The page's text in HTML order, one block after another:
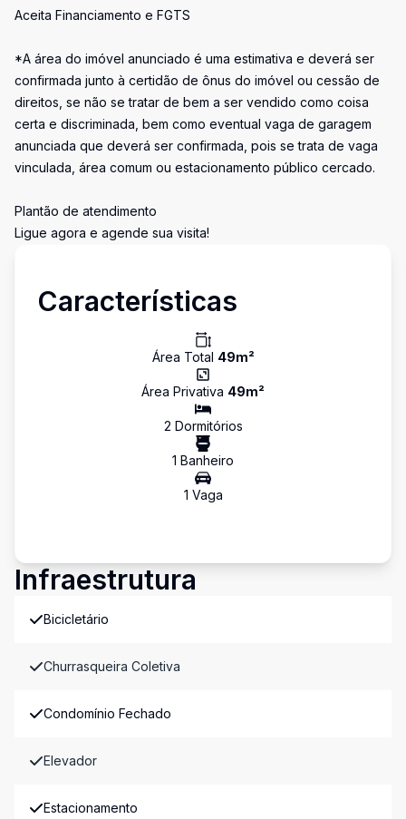
Aceita Financiamento e FGTS
*A área do imóvel anunciado é uma estimativa e deverá ser
confirmada junto à certidão de ônus do imóvel ou cessão de
direitos, se não se tratar de bem a ser vendido como coisa
certa e discriminada, bem como eventual vaga de garagem
anunciada que deverá ser confirmada, pois se trata de vaga
vinculada, área comum ou estacionamento público cercado.
Plantão de atendimento
Ligue agora e agende sua visita!
Características
Área Total 49m²
Área Privativa 49m²
2 Dormitórios
1 Banheiro
1 Vaga
Infraestrutura
Bicicletário
Churrasqueira Coletiva
Condomínio Fechado
Elevador
Estacionamento